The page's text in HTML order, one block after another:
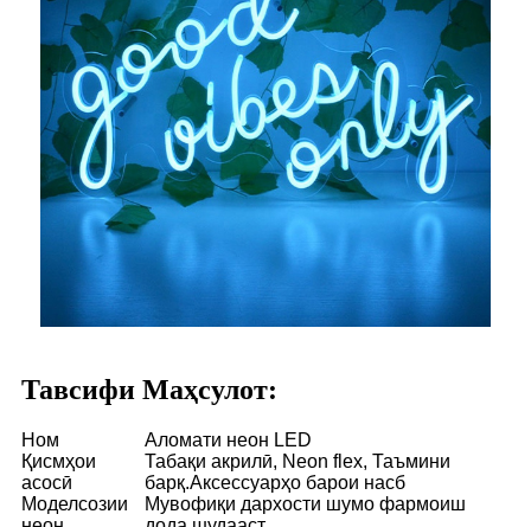
Тавсифи Маҳсулот:
Ном
Аломати неон LED
Қисмҳои
асосӣ
Табақи акрилӣ, Neon flex, Таъмини
барқ.Аксессуарҳо барои насб
Моделсозии
Мувофиқи дархости шумо фармоиш